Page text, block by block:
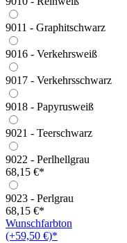
9011 - Graphitschwarz
9016 - Verkehrsweiß
9017 - Verkehrsschwarz
9018 - Papyrusweiß
9021 - Teerschwarz
9022 - Perlhellgrau
68,15 €*
9023 - Perlgrau
68,15 €*
Wunschfarbton
(+59,50 €)*